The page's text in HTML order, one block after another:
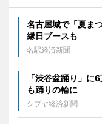
名古屋城で「夏ま
縁日ブースも
名駅経済新聞
「渋谷盆踊り」
も踊りの輪に
シブヤ経済新聞